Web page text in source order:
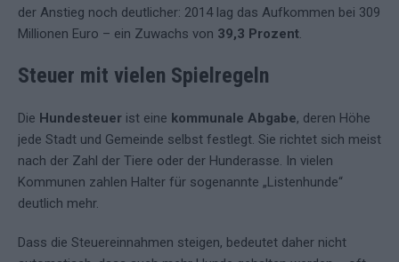
der Anstieg noch deutlicher: 2014 lag das Aufkommen bei 309
Millionen Euro – ein Zuwachs von 39,3 Prozent.
Steuer mit vielen Spielregeln
Die Hundesteuer ist eine kommunale Abgabe, deren Höhe
jede Stadt und Gemeinde selbst festlegt. Sie richtet sich meist
nach der Zahl der Tiere oder der Hunderasse. In vielen
Kommunen zahlen Halter für sogenannte „Listenhunde“
deutlich mehr.
Dass die Steuereinnahmen steigen, bedeutet daher nicht